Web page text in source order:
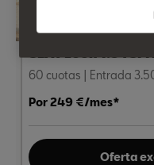
60 cuotas | Entrada
Por 249 €/mes*
Oferta